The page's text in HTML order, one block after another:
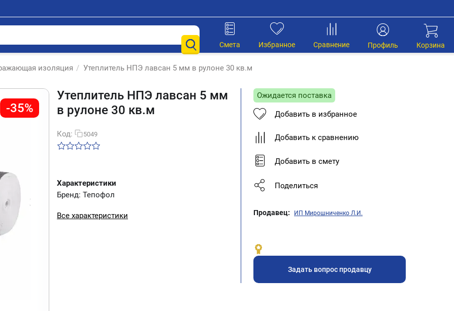
Корзина
Профиль
Сравнение
Избранное
Смета
изоляция / Утеплитель НПЭ лавсан 5 мм в рулоне 30 кв.м
-35%
Утеплитель НПЭ лавсан 5 мм
в рулоне 30 кв.м
Код: 5049
Характеристики
Бренд: Тепофол
Все характеристики
Ожидается поставка
Добавить в избранное
Добавить к сравнению
Добавить в смету
Поделиться
Продавец: ИП Мирошниченко Л.И.
Задать вопрос продавцу